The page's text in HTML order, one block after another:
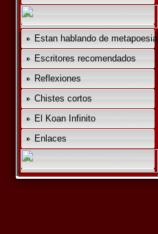
Estan hablando de metapoesia
Escritores recomendados
Reflexiones
Chistes cortos
El Koan Infinito
Enlaces